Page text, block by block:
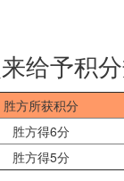
给予积
胜方所获积分
胜方得6分
胜方得5分